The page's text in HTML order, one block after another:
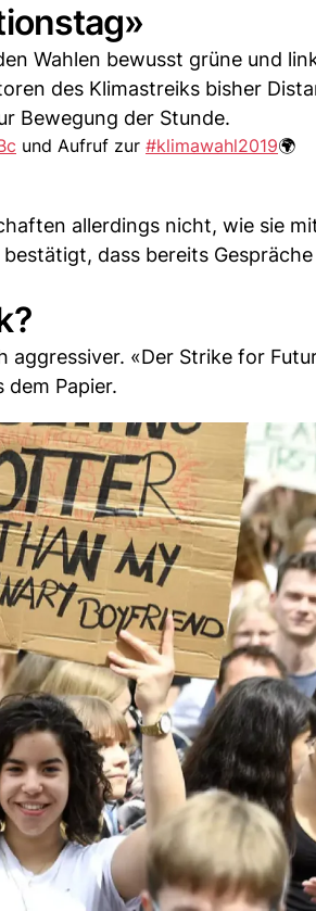
Wahlen bewusst grüne und
des Klimastreiks bisher
Bewegung der Stunde.
und Aufruf zur #klimawahl2019🌍
allerdings nicht, wie sie
dass bereits
«Der Strike for
Papier.